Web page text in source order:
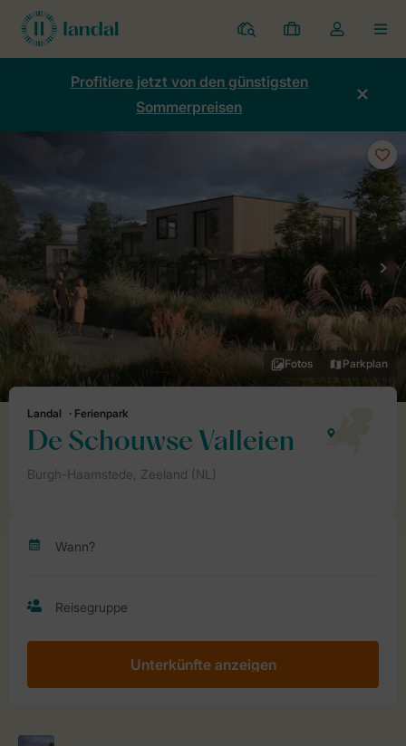
Ferienparks
Meine
Buchungen
Dropdown-
Menü
Kontos
Profitiere jetzt von den günstigsten
Sommerpreisen
Unterkünfte anzeigen